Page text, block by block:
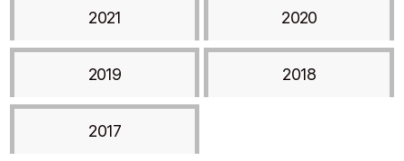
2021 2020
2019 2018
2017